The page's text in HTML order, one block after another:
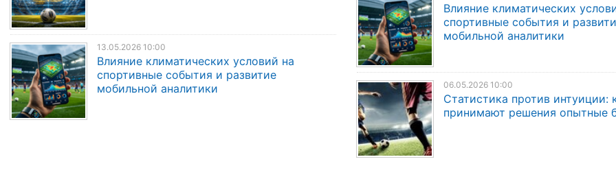
13.05.2026 10:00
Влияние климатических условий на
спортивные события и развитие
мобильной аналитики
Влияние климатических
спортивные события и
мобильной аналитики
06.05.2026 10:00
Статистика против интуиции:
принимают решения опытные